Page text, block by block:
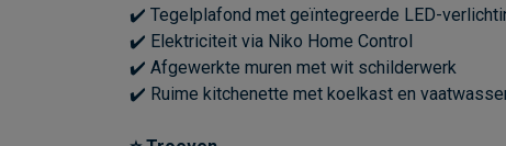
✔️ Tegelplafond met geïntegreerde LED-
✔️ Elektriciteit via Niko Home Control
✔️ Afgewerkte muren met wit schilderwerk
✔️ Ruime kitchenette met koelkast en